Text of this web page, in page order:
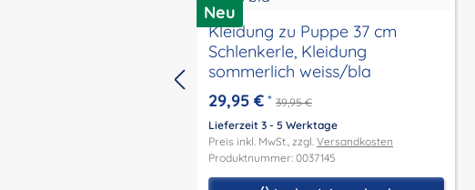
Neu
Kleidung zu Puppe 37 cm
Schlenkerle, Kleidung
sommerlich weiss/bla
29,95 € * 39,95 €
Lieferzeit 3 - 5 Werktage
Preis inkl. MwSt., zzgl. Versandkosten
Produktnummer: 0037145